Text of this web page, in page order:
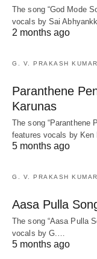
The song “God Mode
vocals by Sai
2 months ago
G. V. PRAKASH KUMAR
Paranthene
Karunas
The song “Paranthene
features vocals by
5 months ago
G. V. PRAKASH KUMAR
Aasa Pulla
The song “Aasa Pulla
vocals by G.…
5 months ago